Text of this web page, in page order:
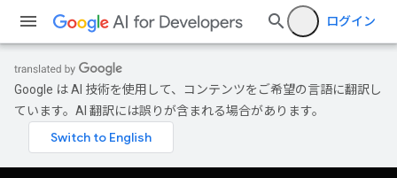
ログイン
Google は AI 技術を使用して、コンテンツをご希望の言語に翻訳し
ています。AI 翻訳には誤りが含まれる場合があります。